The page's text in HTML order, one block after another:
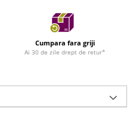
Cumpara fara griji
Ai 30 de zile drept de retur*